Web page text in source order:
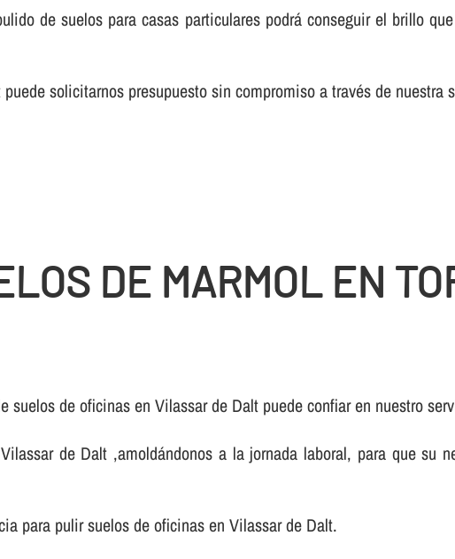
de suelos para casas particulares podrá conseguir el brillo
solicitarnos presupuesto sin compromiso a través de
DE MARMOL EN
suelos de oficinas en Vilassar de Dalt puede confiar en nuestro
de Dalt ,amoldándonos a la jornada laboral, para que su
para pulir suelos de oficinas en Vilassar de Dalt.